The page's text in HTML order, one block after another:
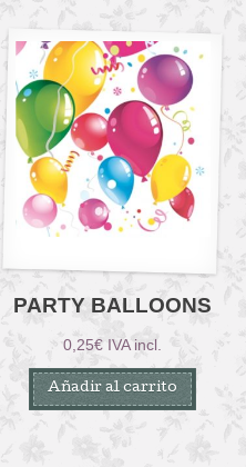
PARTY BALLOONS
0,25€ IVA incl.
Añadir al carrito